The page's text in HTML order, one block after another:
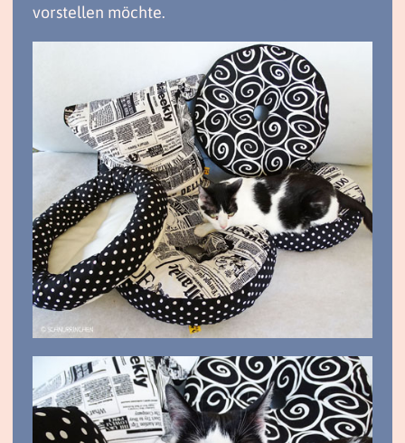
vorstellen möchte.